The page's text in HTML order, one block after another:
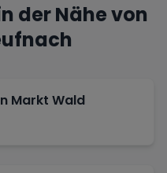
der Nähe von
Markt Wald